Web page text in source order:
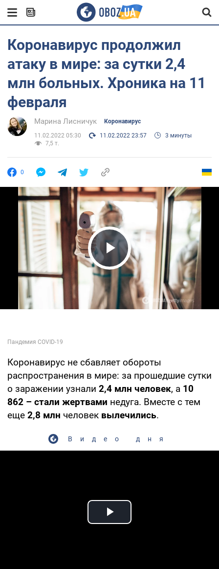
Коронавирус продолжил
атаку в мире: за сутки 2,4
млн больных. Хроника на 11
февраля
Марина Лисничук Коронавирус
11.02.2022 05:30 11.02.2022 23:57
3 минуты
7,5 т.
0
Play Video
Коронавирус не сбавляет обороты
распространения в мире: за прошедшие сутки
о заражении узнали 2,4 млн человек, а 10
862 – стали жертвами недуга. Вместе с тем
еще 2,8 млн человек вылечились.
Видео дня
Play Video